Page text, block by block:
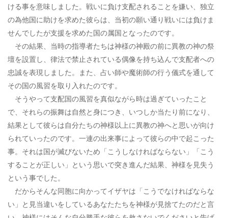
ける事を意味しました。戦いに負け支配されることを嫌い、独立
の為他国に助けを求めた彼らは、当初の願い通り戦いには負けま
せんでしたが支援を求めた国の属国となったのです。
その結果、当時の指導者たちは神様の神殿の前に異教の神の祭
壇を設置し、律法で禁止されている偶像を持ち込んで支配者への
忠誠を表現しました。また、占い師や魔術師の行う儀式を通して
その国の風習を取り入れたのです。
そうやって支配国の風習を真似ながら時は過ぎていったこと
で、それらの振舞は自然と身につき、いつしか当たり前になり、
結果として彼らは自分たちの神様以上に異教の神へと思いが向け
られていったのです。一連の出来事によって彼らの中で起こった
事。それは国が滅びないため「こうしなければならない」「こう
することが正しい」という思いで突き進んだ結果、神様を見失う
という事でした。
だからそんな同胞に向かってイザヤは「こうでなければならな
い」と見当違いをしているあなたたちを神様が見捨てたのだと言